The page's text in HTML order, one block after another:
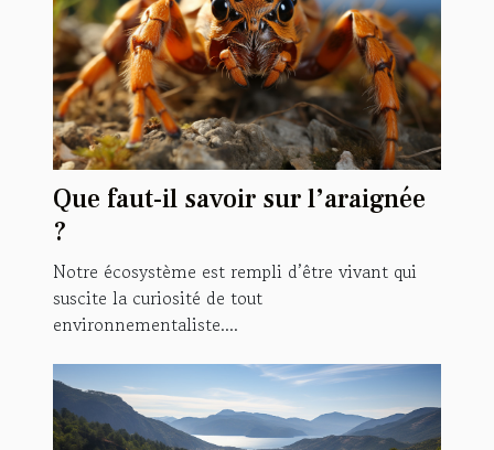
Que faut-il savoir sur l’araignée
?
Notre écosystème est rempli d’être vivant qui
suscite la curiosité de tout
environnementaliste....